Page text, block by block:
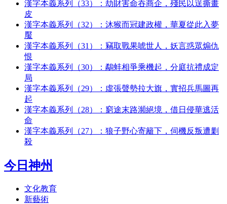
漢字本義系列（33）：劫財害命吞商企，殘民以逞撕畫
皮
漢字本義系列（32）：沐猴而冠建政權，華夏從此入夢
魘
漢字本義系列（31）：竊取戰果唬世人，妖言惑眾煽仇
恨
漢字本義系列（30）：鷸蚌相爭乘機起，分庭抗禮成定
局
漢字本義系列（29）：虛張聲勢拉大旗，實招兵馬圖再
起
漢字本義系列（28）：窮途末路瀕絕境，借日侵華逃活
命
漢字本義系列（27）：狼子野心寄籬下，伺機反叛遭剿
殺
今日神州
文化教育
新藝術